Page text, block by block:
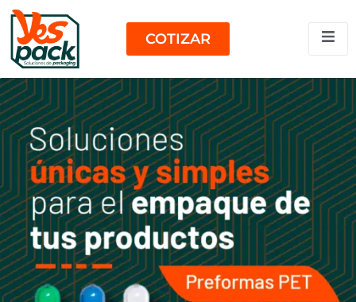
COTIZAR